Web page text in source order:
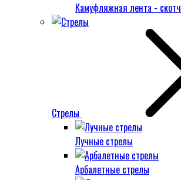
Камуфляжная лента - скотч
Стрелы
Лучные стрелы
Арбалетные стрелы